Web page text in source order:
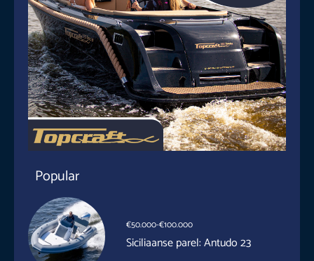
Popular
€50.000-€100.000
Siciliaanse parel: Antudo 23